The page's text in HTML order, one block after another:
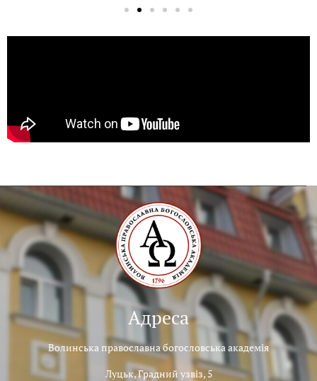
Адреса
Волинська православна богословська академія
Луцьк, Градний узвіз, 5